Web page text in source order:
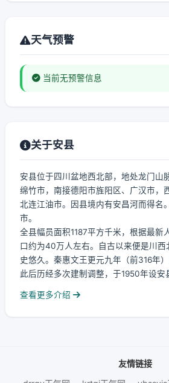
天气预警
当前无预警信息
关于安县
安县位于四川盆地西北部，地处龙门山
绵竹市，南接德阳市旌阳区、广汉市，
北连江油市。因县境内有安昌河而得名
市。
全县幅员面积1187平方千米，根据最新
口约为40万人左右。自古以来便是川西
史悠久。秦惠文王更元九年（前316年
此后历经多次建制调整，于1950年设安
查看更多介绍
友情链接